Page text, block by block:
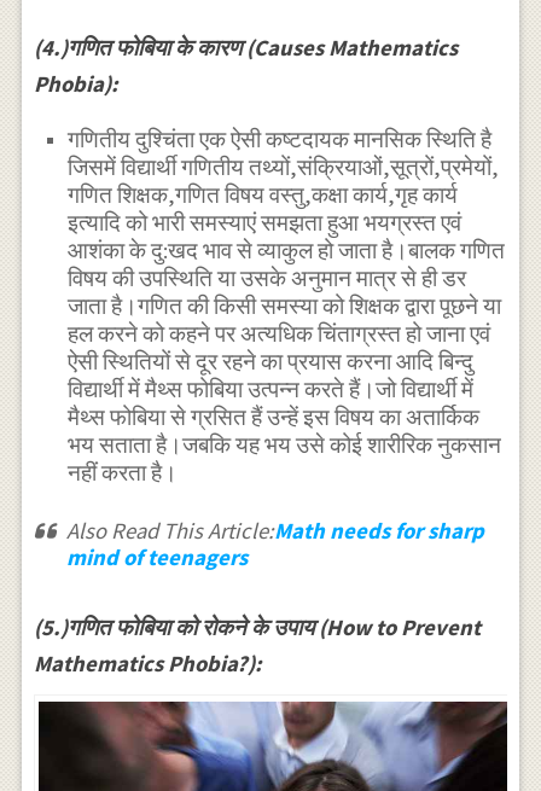
(4.)गणित फोबिया के कारण (Causes Mathematics
Phobia):
गणितीय दुश्चिंता एक ऐसी कष्टदायक मानसिक स्थिति है
जिसमें विद्यार्थी गणितीय तथ्यों,संक्रियाओं,सूत्रों,प्रमेयों,
गणित शिक्षक,गणित विषय वस्तु,कक्षा कार्य,गृह कार्य
इत्यादि को भारी समस्याएं समझता हुआ भयग्रस्त एवं
आशंका के दु:खद भाव से व्याकुल हो जाता है।बालक गणित
विषय की उपस्थिति या उसके अनुमान मात्र से ही डर
जाता है।गणित की किसी समस्या को शिक्षक द्वारा पूछने या
हल करने को कहने पर अत्यधिक चिंताग्रस्त हो जाना एवं
ऐसी स्थितियों से दूर रहने का प्रयास करना आदि बिन्दु
विद्यार्थी में मैथ्स फोबिया उत्पन्न करते हैं।जो विद्यार्थी में
मैथ्स फोबिया से ग्रसित हैं उन्हें इस विषय का अतार्किक
भय सताता है।जबकि यह भय उसे कोई शारीरिक नुकसान
नहीं करता है।
Also Read This Article:Math needs for sharp
mind of teenagers
(5.)गणित फोबिया को रोकने के उपाय (How to Prevent
Mathematics Phobia?):